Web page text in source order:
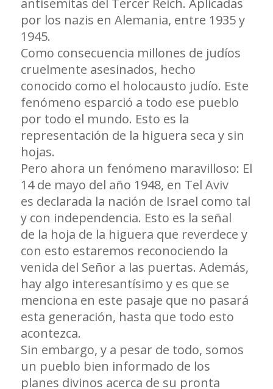
antisemitas del Tercer Reich. Aplicadas
por los nazis en Alemania, entre 1935 y
1945.
Como consecuencia millones de judíos
cruelmente asesinados, hecho
conocido como el holocausto judío. Este
fenómeno esparció a todo ese pueblo
por todo el mundo. Esto es la
representación de la higuera seca y sin
hojas.
Pero ahora un fenómeno maravilloso: El
14 de mayo del año 1948, en Tel Aviv
es declarada la nación de Israel como tal
y con independencia. Esto es la señal
de la hoja de la higuera que reverdece y
con esto estaremos reconociendo la
venida del Señor a las puertas. Además,
hay algo interesantísimo y es que se
menciona en este pasaje que no pasará
esta generación, hasta que todo esto
acontezca.
Sin embargo, y a pesar de todo, somos
un pueblo bien informado de los
planes divinos acerca de su pronta